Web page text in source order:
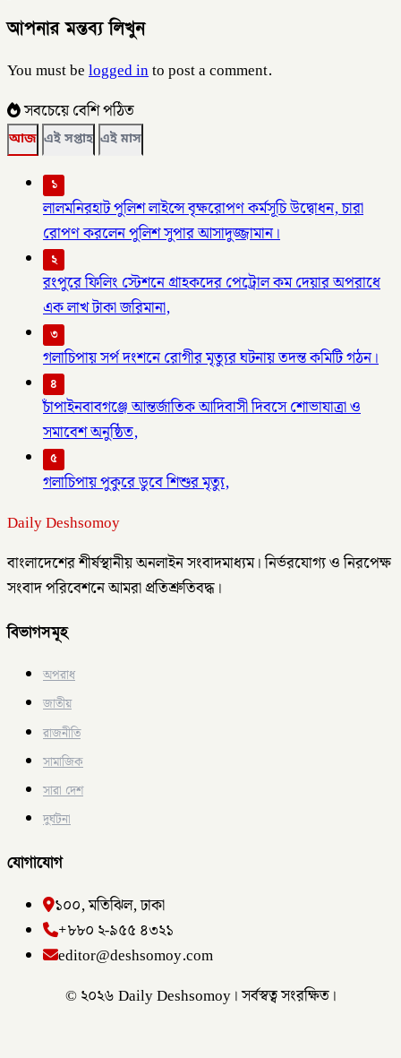
আপনার মন্তব্য লিখুন
You must belogged into post a comment.
সবচেয়ে বেশি পঠিত
আজ এই সপ্তাহ এই মাস
১
লালমনিরহাট পুলিশ লাইন্সে বৃক্ষরোপণ কর্মসূচি উদ্বোধন, চারা
রোপণ করলেন পুলিশ সুপার আসাদুজ্জামান।
২
রংপুরে ফিলিং স্টেশনে গ্রাহকদের পেট্রোল কম দেয়ার অপরাধে
এক লাখ টাকা জরিমানা,
৩
গলাচিপায় সর্প দংশনে রোগীর মৃত্যুর ঘটনায় তদন্ত কমিটি গঠন।
৪
চাঁপাইনবাবগঞ্জে আন্তর্জাতিক আদিবাসী দিবসে শোভাযাত্রা ও
সমাবেশ অনুষ্ঠিত,
৫
গলাচিপায় পুকুরে ডুবে শিশুর মৃত্যু,
Daily Deshsomoy
বাংলাদেশের শীর্ষস্থানীয় অনলাইন সংবাদমাধ্যম। নির্ভরযোগ্য ও নিরপেক্ষ
সংবাদ পরিবেশনে আমরা প্রতিশ্রুতিবদ্ধ।
বিভাগসমূহ
অপরাধ
জাতীয়
রাজনীতি
সামাজিক
সারা দেশ
দুর্ঘটনা
যোগাযোগ
১০০, মতিঝিল, ঢাকা
+৮৮০ ২-৯৫৫ ৪৩২১
editor@deshsomoy.com
© ২০২৬ Daily Deshsomoy। সর্বস্বত্ব সংরক্ষিত।